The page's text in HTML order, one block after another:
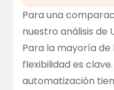
Para una
nuestroanálisis de
Para la mayoría de
flexibilidad es
automatización